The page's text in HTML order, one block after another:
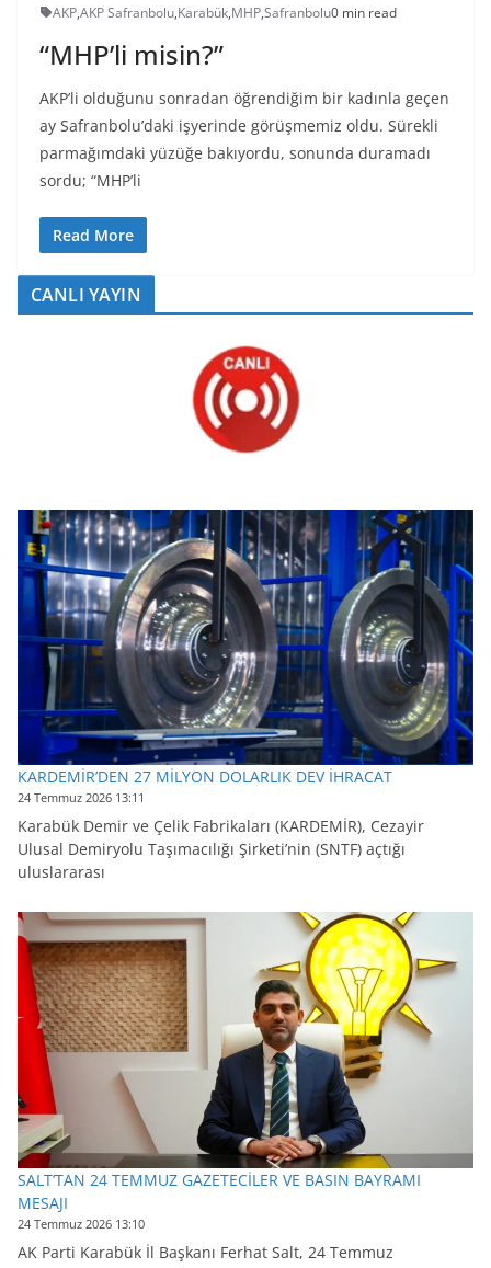
AKP,AKP Safranbolu,Karabük,MHP,Safranbolu0 min read
“MHP’li misin?”
AKP’li olduğunu sonradan öğrendiğim bir kadınla geçen
ay Safranbolu’daki işyerinde görüşmemiz oldu. Sürekli
parmağımdaki yüzüğe bakıyordu, sonunda duramadı
sordu; “MHP’li
Read More
CANLI YAYIN
KARDEMİR’DEN 27 MİLYON DOLARLIK DEV İHRACAT
24 Temmuz 2026 13:11
Karabük Demir ve Çelik Fabrikaları (KARDEMİR), Cezayir
Ulusal Demiryolu Taşımacılığı Şirketi’nin (SNTF) açtığı
uluslararası
SALT’TAN 24 TEMMUZ GAZETECİLER VE BASIN BAYRAMI
MESAJI
24 Temmuz 2026 13:10
AK Parti Karabük İl Başkanı Ferhat Salt, 24 Temmuz